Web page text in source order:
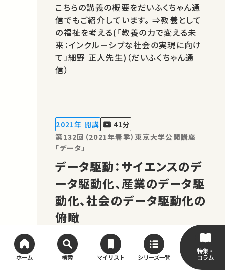
ホーム 検索 マイリスト シリーズ一覧
特集・
コラム
こちらの講義の概要をだいふくちゃん通
信でもご紹介しています。 ⇒教養として
の福祉を考える(「教養の力で変える未
来：インクルーシブな社会の実現に向け
て」細野 正人先生)（だいふくちゃん通
信）
2021年 開講
41分
第132回（2021年春季）東京大学公開講座
「データ」
データ駆動：サイエンスのデ
ータ駆動化、産業のデータ駆
動化、社会のデータ駆動化の
俯瞰